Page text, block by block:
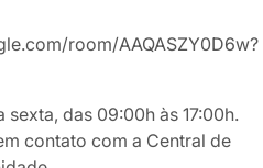
room/AAQASZY0D6w?
das 09:00h às 17:00h.
contato com a Central de